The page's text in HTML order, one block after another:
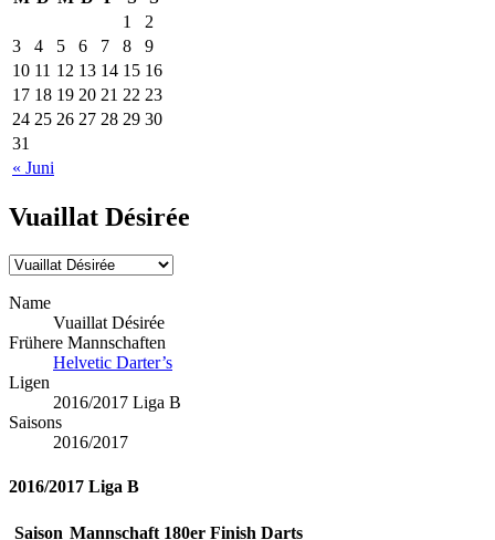
« Juni
1
2
3
4 5 6 7 8
9
10 11 12 13 14 15 16
17 18 19 20 21 22 23
24 25 26 27 28 29 30
31
Vuaillat Désirée
Name
Vuaillat Désirée
Frühere Mannschaften
Helvetic Darter’s
Ligen
2016/2017 Liga B
Saisons
2016/2017
2016/2017 Liga B
Saison Mannschaft 180er Finish Darts